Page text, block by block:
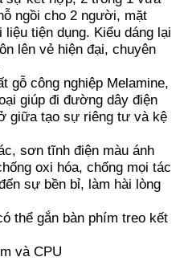
ngồi cho 2 người, mặt
tiện dụng. Kiểu dáng lại
lên vẻ hiện đại, chuyên
gỗ công nghiệp Melamine,
giúp đi đường dây điện
giữa tạo sự riêng tư và kệ
sơn tĩnh điện màu ánh
oxi hóa, chống mọi tác
sự bền bỉ, làm hài lòng
thể gắn bàn phím treo kết
và CPU